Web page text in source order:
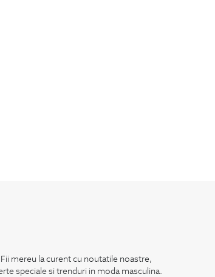
Fii mereu la curent cu noutatile noastre,
speciale si trenduri in moda masculina.